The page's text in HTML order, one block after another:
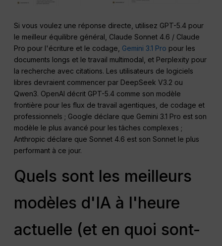
Si vous voulez une réponse directe, utilisez GPT-5.4 pour
le meilleur équilibre général, Claude Sonnet 4.6 / Claude
Pro pour l'écriture et le codage, Gemini 3.1 Pro pour les
documents longs et le travail multimodal, et Perplexity pour
la recherche avec citations. Les utilisateurs de logiciels
libres devraient commencer par DeepSeek V3.2 ou
Qwen3. OpenAI décrit GPT-5.4 comme son modèle
frontière pour les flux de travail agentiques, de codage et
professionnels ; Google déclare que Gemini 3.1 Pro est son
modèle le plus avancé pour les tâches complexes ;
Anthropic déclare que Sonnet 4.6 est son Sonnet le plus
performant à ce jour.
Quels sont les meilleurs
modèles d'IA à l'heure
actuelle (et en quoi sont-